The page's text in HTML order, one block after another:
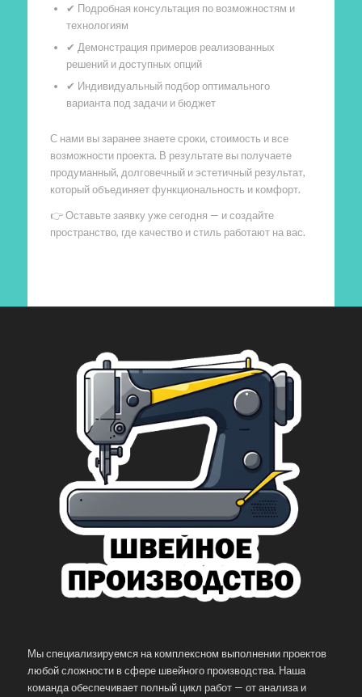
✔ Подробная консультация по возможностям и
технологиям
✔ Демонстрация примеров реализованных
решений и доступных опций
✔ Индивидуальный подбор оптимального
варианта под задачи и бюджет
С нами вы заранее знаете сроки, стоимость и все
возможности проекта. В результате вы получаете
продуманный, долговечный и эстетичный результат,
который объединяет функциональность и комфорт.
👉 Оставьте заявку уже сегодня — и создайте
пространство, где качество и стиль работают на вас.
Мы специализируемся на комплексном выполнении проектов
любой сложности в сфере швейного производства. Наша
команда обеспечивает полный цикл работ — от анализа и